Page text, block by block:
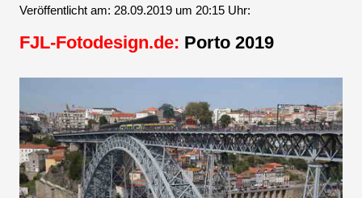
Veröffentlicht am: 28.09.2019 um 20:15 Uhr:
FJL-Fotodesign.de: Porto 2019